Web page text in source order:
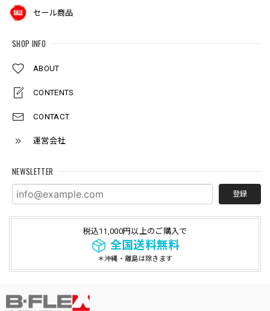
セール商品
SHOP INFO
ABOUT
CONTENTS
CONTACT
運営会社
NEWSLETTER
登録
税込11,000円以上のご購入で
全国送料無料
＊沖縄・離島は除きます